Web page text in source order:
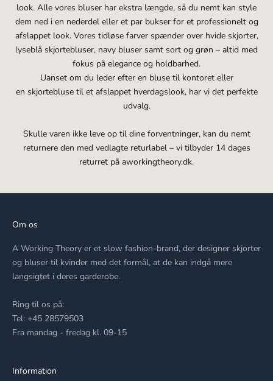
look. Alle vores bluser har ekstra længde, så du nemt kan style
dem ned i en nederdel eller et par bukser for et professionelt og
afslappet look. Vores tidløse farver spænder over hvide skjorter,
lyseblå skjortebluser, navy bluser samt sort og grøn – altid med
fokus på elegance og holdbarhed.
Uanset om du leder efter en bluse til kontoret eller
en skjortebluse til et afslappet hverdagslook, har vi det perfekte
udvalg.
Skulle varen ikke leve op til dine forventninger, kan du nemt
returnere den med vedlagte returlabel – vi tilbyder 14 dages
returret på aworkingtheory.dk.
Om os
A Working Theory er et slow fashion-brand, der designer skjorter
og bluser til kvinder med det formål, at de kan indgå mere
langsigtet i deres garderobe.
Ring til os på:
Tel: +45 28579503
Fra mandag - fredag kl. 09-15
Information